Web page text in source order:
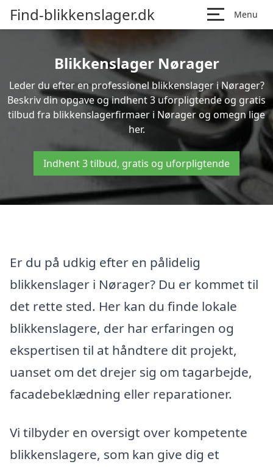
Find-blikkenslager.dk Menu
Blikkenslager Nørager
Leder du efter en professionel blikkenslager i Nørager?
Beskriv din opgave og indhent 3 uforpligtende og gratis
tilbud fra blikkenslagerfirmaer i Nørager og omegn lige
her.
Indhent 3 tilbud, gratis og uforpligtende
Er du på udkig efter en pålidelig
blikkenslager i Nørager? Du er kommet til
det rette sted. Her kan du finde lokale
blikkenslagere, der har erfaringen og
ekspertisen til at håndtere dit projekt,
uanset om det drejer sig om tagarbejde,
facadebeklædning eller reparationer.
Vi tilbyder en oversigt over kompetente
blikkenslagere, som kan give dig et